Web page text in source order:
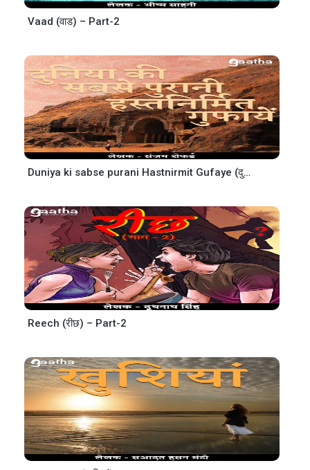
Vaad (वाड) – Part-2
Duniya ki sabse purani Hastnirmit Gufaye (दुनिया की सबसे पुरानी हस्तनिर्मित गुफायें)
Reech (रीछ) – Part-2